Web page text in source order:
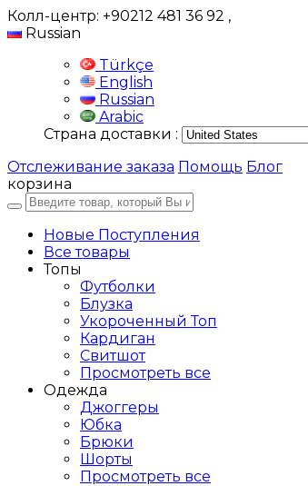
Колл-центр: +90212 481 36 92 ,
Russian
Türkçe
English
Russian
Arabic
Страна доставки :
Отслеживание заказа Помощь Блог
корзина
Новые Поступления
Все товары
Топы
Футболки
Блузка
Укороченный Топ
Кардиган
Свитшот
Просмотреть все
Одежда
Джоггеры
Юбка
Брюки
Шорты
Просмотреть все